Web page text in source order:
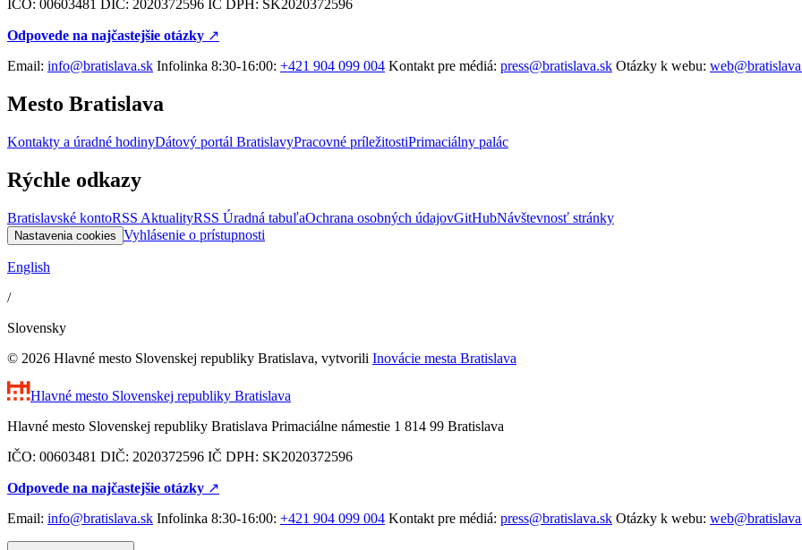
IČO: 00603481 DIČ: 2020372596 IČ DPH: SK2020372596
Odpovede na najčastejšie otázky ↗︎
Email: info@bratislava.sk Infolinka 8:30-16:00: +421 904 099 004 Kontakt pre médiá: press@bratislava.sk Otázky k webu:
Mesto Bratislava
Kontakty a úradné hodinyDátový portál BratislavyPracovné príležitostiPrimaciálny palác
Rýchle odkazy
Bratislavské kontoRSS AktualityRSS Úradná tabuľaOchrana osobných údajovGitHubNávštevnosť stránky
Nastavenia cookies Vyhlásenie o prístupnosti
English
/
Slovensky
© 2026 Hlavné mesto Slovenskej republiky Bratislava, vytvorili Inovácie mesta Bratislava
Hlavné mesto Slovenskej republiky Bratislava
Hlavné mesto Slovenskej republiky Bratislava Primaciálne námestie 1 814 99 Bratislava
IČO: 00603481 DIČ: 2020372596 IČ DPH: SK2020372596
Odpovede na najčastejšie otázky ↗︎
Email: info@bratislava.sk Infolinka 8:30-16:00: +421 904 099 004 Kontakt pre médiá: press@bratislava.sk Otázky k webu: